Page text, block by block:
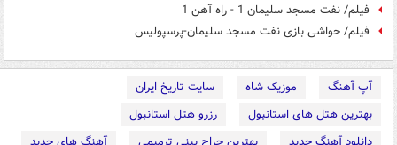
فیلم/ نفت‌ مسجد سلیمان 1 - راه‌ آهن 1
فیلم/ حواشی بازی نفت مسجد سلیمان-پرسپولیس
آپ آهنگ موزیک شاه
سایت تاریخ ایران
بهترین هتل های استانبول
رزرو هتل استانبول